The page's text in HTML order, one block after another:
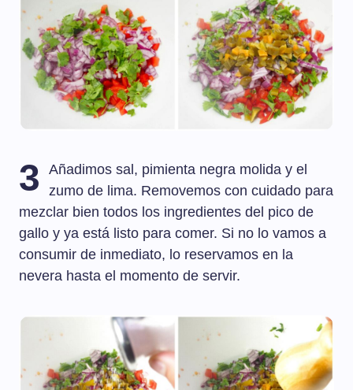
3
Añadimos sal, pimienta negra molida y el
zumo de lima. Removemos con cuidado para
mezclar bien todos los ingredientes del pico de
gallo y ya está listo para comer. Si no lo vamos a
consumir de inmediato, lo reservamos en la
nevera hasta el momento de servir.